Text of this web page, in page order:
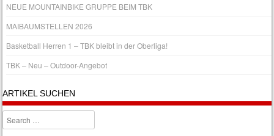
NEUE MOUNTAINBIKE GRUPPE BEIM TBK
MAIBAUMSTELLEN 2026
Basketball Herren 1 – TBK bleibt in der Oberliga!
TBK – Neu – Outdoor-Angebot
ARTIKEL SUCHEN
Search